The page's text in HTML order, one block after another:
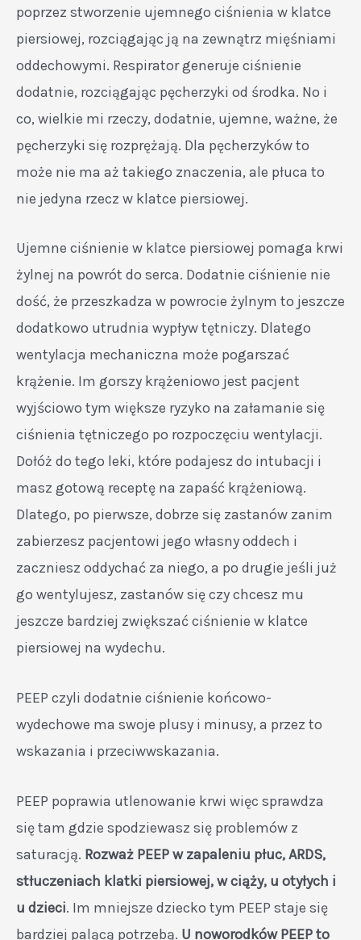
poprzez stworzenie ujemnego ciśnienia w klatce
piersiowej, rozciągając ją na zewnątrz mięśniami
oddechowymi. Respirator generuje ciśnienie
dodatnie, rozciągając pęcherzyki od środka. No i
co, wielkie mi rzeczy, dodatnie, ujemne, ważne, że
pęcherzyki się rozprężają. Dla pęcherzyków to
może nie ma aż takiego znaczenia, ale płuca to
nie jedyna rzecz w klatce piersiowej.
Ujemne ciśnienie w klatce piersiowej pomaga krwi
żylnej na powrót do serca. Dodatnie ciśnienie nie
dość, że przeszkadza w powrocie żylnym to jeszcze
dodatkowo utrudnia wypływ tętniczy. Dlatego
wentylacja mechaniczna może pogarszać
krążenie. Im gorszy krążeniowo jest pacjent
wyjściowo tym większe ryzyko na załamanie się
ciśnienia tętniczego po rozpoczęciu wentylacji.
Dołóż do tego leki, które podajesz do intubacji i
masz gotową receptę na zapaść krążeniową.
Dlatego, po pierwsze, dobrze się zastanów zanim
zabierzesz pacjentowi jego własny oddech i
zaczniesz oddychać za niego, a po drugie jeśli już
go wentylujesz, zastanów się czy chcesz mu
jeszcze bardziej zwiększać ciśnienie w klatce
piersiowej na wydechu.
PEEP czyli dodatnie ciśnienie końcowo-
wydechowe ma swoje plusy i minusy, a przez to
wskazania i przeciwwskazania.
PEEP poprawia utlenowanie krwi więc sprawdza
się tam gdzie spodziewasz się problemów z
saturacją. Rozważ PEEP w zapaleniu płuc, ARDS,
stłuczeniach klatki piersiowej, w ciąży, u otyłych i
u dzieci. Im mniejsze dziecko tym PEEP staje się
bardziej palącą potrzebą. U noworodków PEEP to